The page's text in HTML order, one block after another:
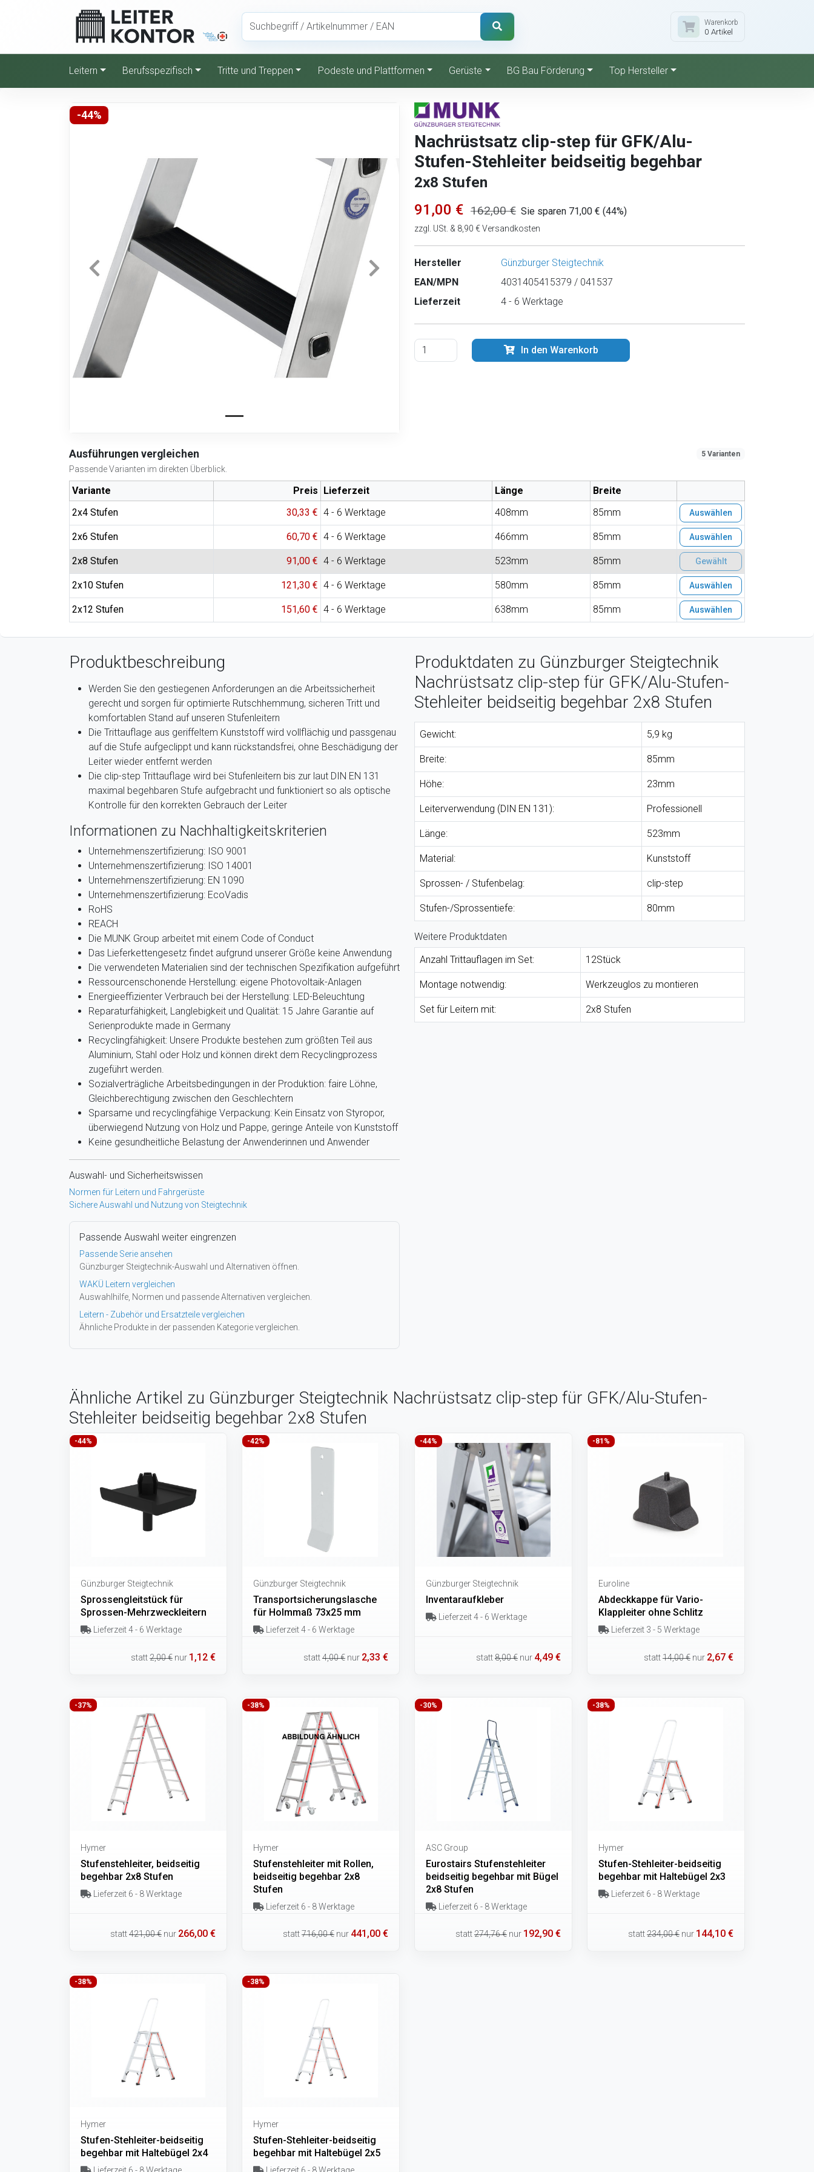
Warenkorb
0 Artikel
Leitern Berufsspezifisch Tritte und Treppen Podeste und Plattformen Gerüste BG Bau Förderung Top Hersteller
-44%
Nachrüstsatz clip-step für GFK/Alu-
Stufen-Stehleiter beidseitig begehbar
2x8 Stufen
91,00 € 162,00 € Sie sparen 71,00 € (44%)
zzgl. USt. & 8,90 € Versandkosten
Hersteller
Günzburger Steigtechnik
EAN/MPN
4031405415379 / 041537
Lieferzeit
4 - 6 Werktage
In den Warenkorb
Ausführungen vergleichen
Passende Varianten im direkten Überblick.
5 Varianten
Variante Preis Lieferzeit Länge
Breite
2x4 Stufen
30,33 € 4 - 6 Werktage 408mm 85mm Auswählen
2x6 Stufen 60,70 € 4 - 6 Werktage 466mm 85mm Auswählen
2x8 Stufen 91,00 € 4 - 6 Werktage 523mm 85mm Gewählt
2x10 Stufen 121,30 € 4 - 6 Werktage 580mm 85mm Auswählen
2x12 Stufen 151,60 € 4 - 6 Werktage 638mm 85mm Auswählen
Produktbeschreibung
Werden Sie den gestiegenen Anforderungen an die Arbeitssicherheit
gerecht und sorgen für optimierte Rutschhemmung, sicheren Tritt und
komfortablen Stand auf unseren Stufenleitern
Die Trittauflage aus geriffeltem Kunststoff wird vollflächig und passgenau
auf die Stufe aufgeclippt und kann rückstandsfrei, ohne Beschädigung der
Leiter wieder entfernt werden
Die clip-step Trittauflage wird bei Stufenleitern bis zur laut DIN EN 131
maximal begehbaren Stufe aufgebracht und funktioniert so als optische
Kontrolle für den korrekten Gebrauch der Leiter
Informationen zu Nachhaltigkeitskriterien
Unternehmenszertifizierung: ISO 9001
Unternehmenszertifizierung: ISO 14001
Unternehmenszertifizierung: EN 1090
Unternehmenszertifizierung: EcoVadis
RoHS
REACH
Die MUNK Group arbeitet mit einem Code of Conduct
Das Lieferkettengesetz findet aufgrund unserer Größe keine Anwendung
Die verwendeten Materialien sind der technischen Spezifikation aufgeführt
Ressourcenschonende Herstellung: eigene Photovoltaik-Anlagen
Energieeffizienter Verbrauch bei der Herstellung: LED-Beleuchtung
Reparaturfähigkeit, Langlebigkeit und Qualität: 15 Jahre Garantie auf
Serienprodukte made in Germany
Recyclingfähigkeit: Unsere Produkte bestehen zum größten Teil aus
Aluminium, Stahl oder Holz und können direkt dem Recyclingprozess
zugeführt werden.
Sozialverträgliche Arbeitsbedingungen in der Produktion: faire Löhne,
Gleichberechtigung zwischen den Geschlechtern
Sparsame und recyclingfähige Verpackung: Kein Einsatz von Styropor,
überwiegend Nutzung von Holz und Pappe, geringe Anteile von Kunststoff
Keine gesundheitliche Belastung der Anwenderinnen und Anwender
Auswahl- und Sicherheitswissen
Normen für Leitern und Fahrgerüste
Sichere Auswahl und Nutzung von Steigtechnik
Passende Auswahl weiter eingrenzen
Passende Serie ansehen
Günzburger Steigtechnik-Auswahl und Alternativen öffnen.
WAKÜ Leitern vergleichen
Auswahlhilfe, Normen und passende Alternativen vergleichen.
Leitern - Zubehör und Ersatzteile vergleichen
Ähnliche Produkte in der passenden Kategorie vergleichen.
Produktdaten zu Günzburger Steigtechnik
Nachrüstsatz clip-step für GFK/Alu-Stufen-
Stehleiter beidseitig begehbar 2x8 Stufen
Gewicht: 5,9 kg
Breite: 85mm
Höhe: 23mm
Leiterverwendung (DIN EN 131): Professionell
Länge: 523mm
Material: Kunststoff
Sprossen- / Stufenbelag: clip-step
Stufen-/Sprossentiefe: 80mm
Weitere Produktdaten
Anzahl Trittauflagen im Set:
12Stück
Montage notwendig: Werkzeuglos zu montieren
Set für Leitern mit: 2x8 Stufen
Ähnliche Artikel zu Günzburger Steigtechnik Nachrüstsatz clip-step für GFK/Alu-Stufen-
Stehleiter beidseitig begehbar 2x8 Stufen
-44%
Günzburger Steigtechnik
Sprossengleitstück für
Sprossen-Mehrzweckleitern
Lieferzeit 4 - 6 Werktage
statt2,00 € nur 1,12 €
-42%
Günzburger Steigtechnik
Transportsicherungslasche
für Holmmaß 73x25 mm
Lieferzeit 4 - 6 Werktage
statt4,00 € nur 2,33 €
-44%
Günzburger Steigtechnik
Inventaraufkleber
Lieferzeit 4 - 6 Werktage
statt8,00 € nur 4,49 €
-81%
Euroline
Abdeckkappe für Vario-
Klappleiter ohne Schlitz
Lieferzeit 3 - 5 Werktage
statt14,00 € nur 2,67 €
-37%
Hymer
Stufenstehleiter, beidseitig
begehbar 2x8 Stufen
Lieferzeit 6 - 8 Werktage
statt421,00 € nur 266,00 €
-38%
Hymer
Stufenstehleiter mit Rollen,
beidseitig begehbar 2x8
Stufen
Lieferzeit 6 - 8 Werktage
statt716,00 € nur 441,00 €
-30%
ASC Group
Eurostairs Stufenstehleiter
beidseitig begehbar mit Bügel
2x8 Stufen
Lieferzeit 6 - 8 Werktage
statt274,76 € nur 192,90 €
-38%
Hymer
Stufen-Stehleiter-beidseitig
begehbar mit Haltebügel 2x3
Lieferzeit 6 - 8 Werktage
statt234,00 € nur 144,10 €
-38%
Hymer
Stufen-Stehleiter-beidseitig
begehbar mit Haltebügel 2x4
-38%
Hymer
Stufen-Stehleiter-beidseitig
begehbar mit Haltebügel 2x5